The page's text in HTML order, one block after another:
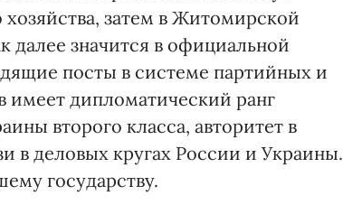
затем в Житомирской
далее значится в официальной
посты в системе партийных и
имеет дипломатический ранг
второго класса, авторитет в
в деловых кругах России и Украины.
государству.